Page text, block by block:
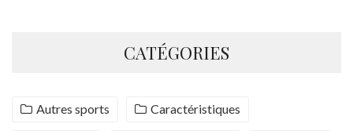
CATÉGORIES
Autres sports Caractéristiques